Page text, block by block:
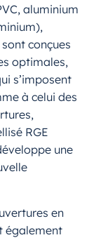
aluminium
conçues
optimales,
s’imposent
à celui des
RGE
une
en
également